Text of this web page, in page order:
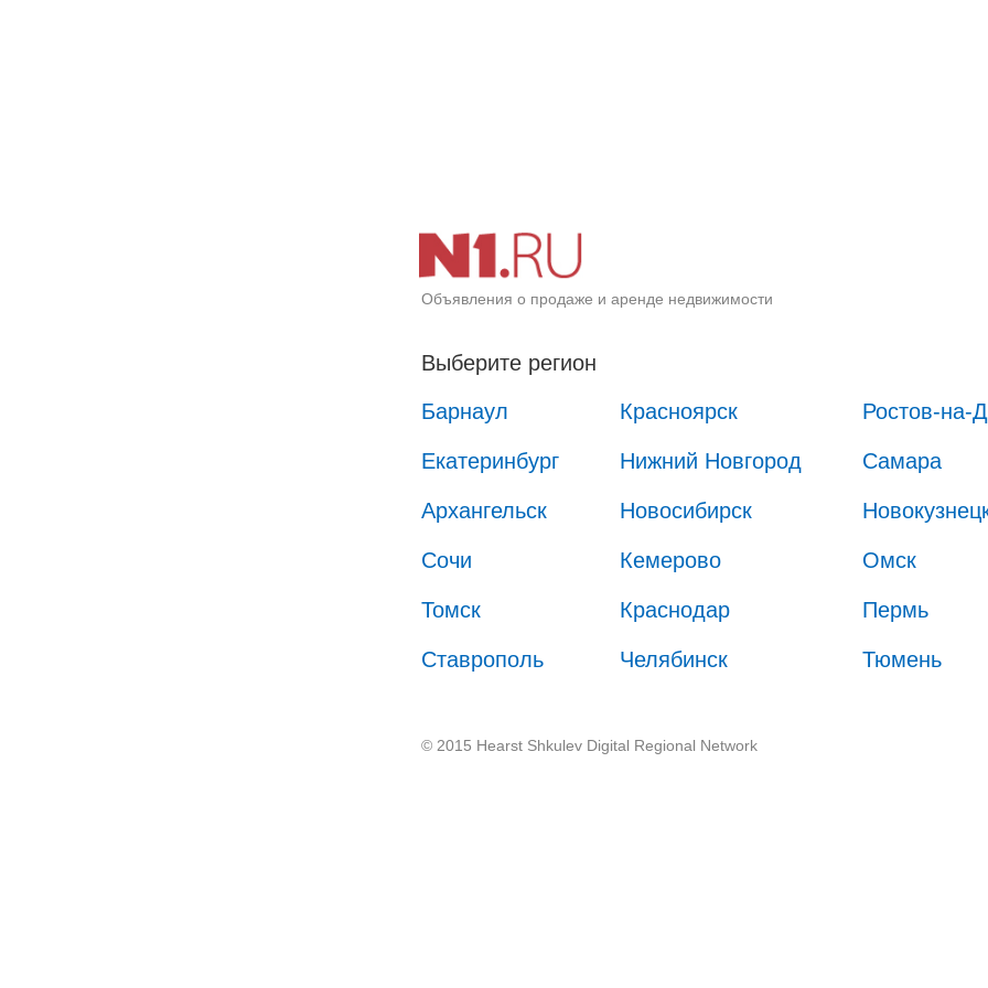
Объявления о продаже и аренде недвижимости
Выберите регион
Барнаул
Красноярск Ростов-на-
Екатеринбург Нижний Новгород Самара
Архангельск Новосибирск
Сочи Кемерово Омск
Томск Краснодар Пермь
Ставрополь Челябинск Тюмень
© 2015 Hearst Shkulev Digital Regional Network